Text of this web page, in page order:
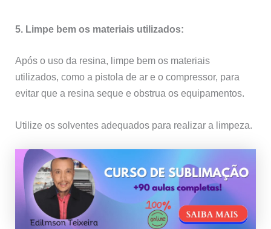
5. Limpe bem os materiais utilizados:
Após o uso da resina, limpe bem os materiais
utilizados, como a pistola de ar e o compressor, para
evitar que a resina seque e obstrua os equipamentos.
Utilize os solventes adequados para realizar a limpeza.